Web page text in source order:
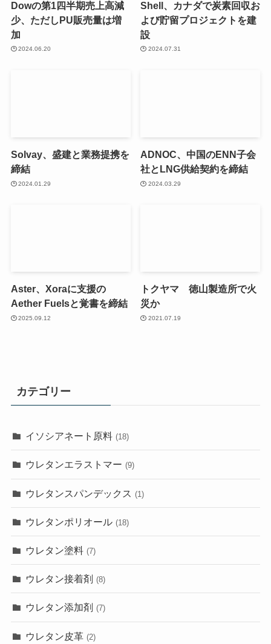
Dowの第1四半期売上高減
少、ただしPU販売量は増
加
2024.06.20
Shell、カナダで炭素回収お
よび貯留プロジェクトを建
設
2024.07.31
Solvay、盛建と業務提携を
締結
2024.01.29
ADNOC、中国のENN子会
社とLNG供給契約を締結
2024.03.29
Aster、Xoraに支援の
Aether Fuelsと覚書を締結
2025.09.12
トクヤマ 徳山製造所で火
災か
2021.07.19
カテゴリー
イソシアネート原料 (18)
ウレタンエラストマー (9)
ウレタンスパンデックス (1)
ウレタンポリオール (18)
ウレタン塗料 (7)
ウレタン接着剤 (8)
ウレタン添加剤 (7)
ウレタン皮革 (2)